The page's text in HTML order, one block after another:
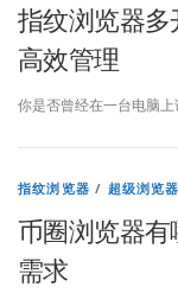
指纹浏览器多
高效管理
你是否曾经在一台电脑
指纹浏览器 / 超级浏览器
币圈浏览器
需求